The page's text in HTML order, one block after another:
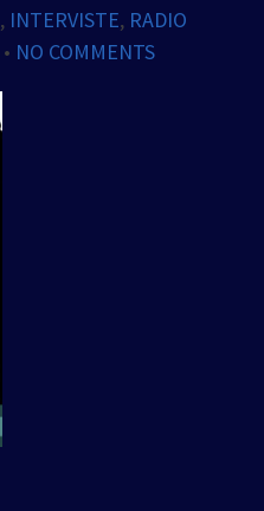
, INTERVISTE, RADIO
• NO COMMENTS